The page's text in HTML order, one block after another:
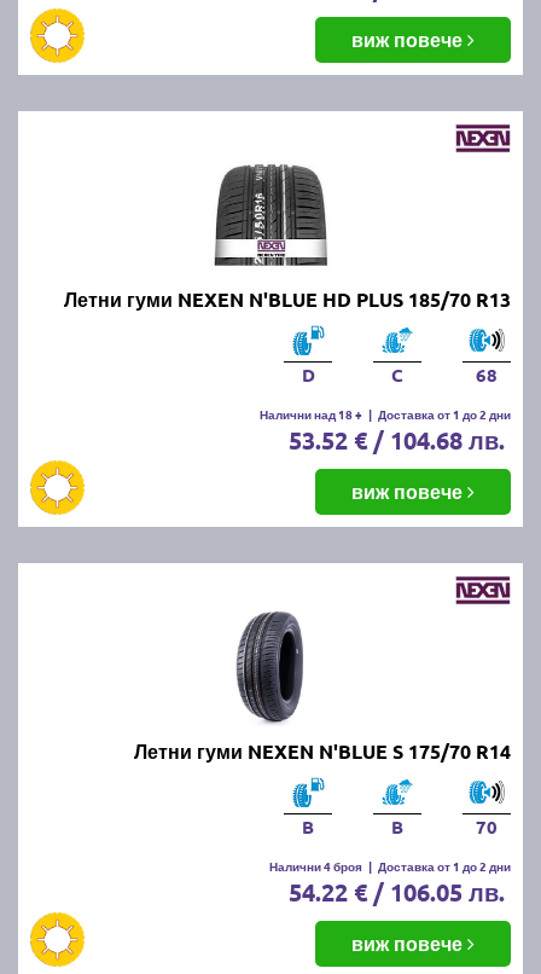
виж повече
Летни гуми NEXEN N'BLUE HD PLUS 185/70 R13
D C 68
Налични над 18 + | Доставка от 1 до 2 дни
53.52 € / 104.68 лв.
виж повече
Летни гуми NEXEN N'BLUE S 175/70 R14
B B 70
Налични 4 броя | Доставка от 1 до 2 дни
54.22 € / 106.05 лв.
виж повече